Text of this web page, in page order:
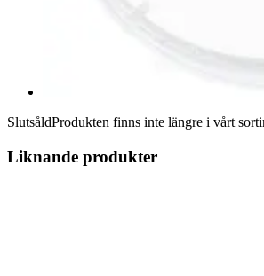
SlutsåldProdukten finns inte längre i vårt
Liknande produkter